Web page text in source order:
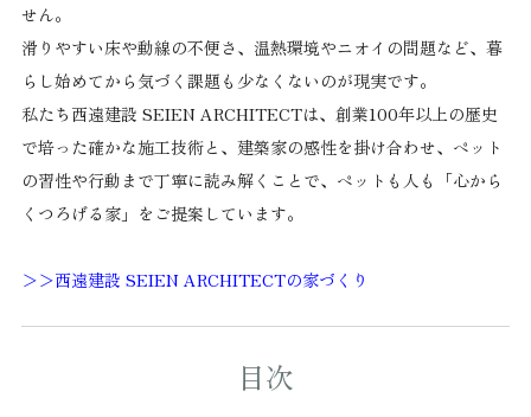
せん。
滑りやすい床や動線の不便さ、温熱環境やニオイの問題など、暮
らし始めてから気づく課題も少なくないのが現実です。
私たち西遠建設 SEIEN ARCHITECTは、創業100年以上の歴史
で培った確かな施工技術と、建築家の感性を掛け合わせ、ペット
の習性や行動まで丁寧に読み解くことで、ペットも人も「心から
くつろげる家」をご提案しています。
＞＞西遠建設 SEIEN ARCHITECTの家づくり
目次